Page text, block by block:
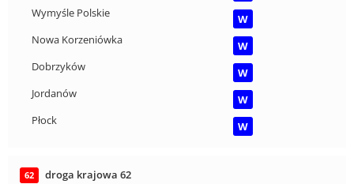
Wymyśle Polskie
W
Nowa Korzeniówka
W
Dobrzyków
W
Jordanów
W
Płock
W
62
droga krajowa 62